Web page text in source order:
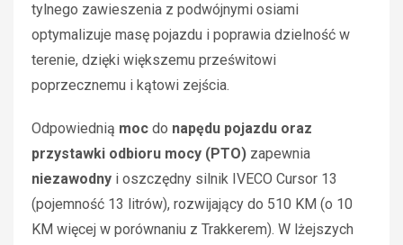
tylnego zawieszenia z podwójnymi osiami
optymalizuje masę pojazdu i poprawia dzielność w
terenie, dzięki większemu prześwitowi
poprzecznemu i kątowi zejścia.
Odpowiednią moc do napędu pojazdu oraz
przystawki odbioru mocy (PTO) zapewnia
niezawodny i oszczędny silnik IVECO Cursor 13
(pojemność 13 litrów), rozwijający do 510 KM (o 10
KM więcej w porównaniu z Trakkerem). W lżejszych